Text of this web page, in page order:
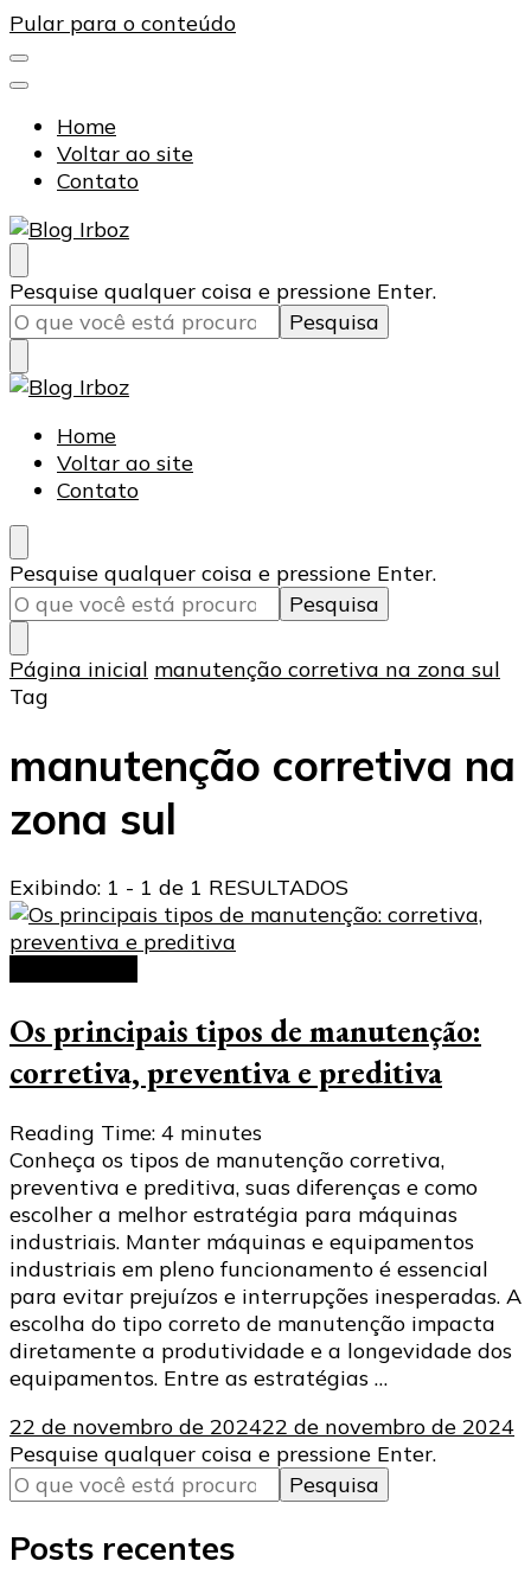
Pular para o conteúdo
Home
Voltar ao site
Contato
Blog Irboz
Blog de Lubrificação Industrial
Procurando
algo?
Pesquise qualquer coisa e pressione Enter.
Blog Irboz
Blog de Lubrificação Industrial
Home
Voltar ao site
Contato
Procurando
algo?
Pesquise qualquer coisa e pressione Enter.
Página inicial manutenção corretiva na zona sul
Tag
manutenção corretiva na
zona sul
Exibindo: 1 - 1 de 1 RESULTADOS
Os principais tipos de manutenção:
corretiva, preventiva e preditiva
Reading Time: 4 minutes
Conheça os tipos de manutenção corretiva,
preventiva e preditiva, suas diferenças e como
escolher a melhor estratégia para máquinas
industriais. Manter máquinas e equipamentos
industriais em pleno funcionamento é essencial
para evitar prejuízos e interrupções inesperadas. A
escolha do tipo correto de manutenção impacta
diretamente a produtividade e a longevidade dos
equipamentos. Entre as estratégias …
22 de novembro de 202422 de novembro de 2024
Procurando
algo?
Pesquise qualquer coisa e pressione Enter.
Posts recentes